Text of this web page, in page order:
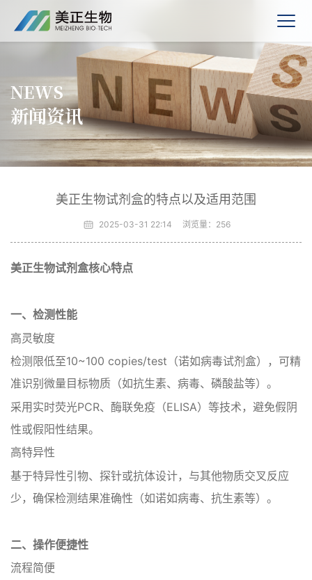
NEWS
新闻资讯
美正生物试剂盒的特点以及适用范围
2025-03-31 22:14 浏览量： 256
美正生物试剂盒核心特点
一、‌检测性能‌
‌高灵敏度‌
检测限低至‌10~100 copies/test‌（诺如病毒试剂盒），可精
准识别微量目标物质（如抗生素、病毒、磷酸盐等）‌。
采用实时荧光PCR、酶联免疫（ELISA）等技术，避免假阴
性或假阳性结果‌。
‌高特异性‌
基于特异性引物、探针或抗体设计，与其他物质交叉反应
少，确保检测结果准确性（如诺如病毒、抗生素等）‌。
二、‌操作便捷性‌
‌流程简便‌